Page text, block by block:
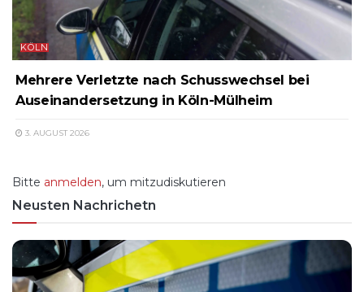
KÖLN
Mehrere Verletzte nach Schusswechsel bei
Auseinandersetzung in Köln-Mülheim
3. AUGUST 2026
Bitte anmelden, um mitzudiskutieren
Neusten Nachrichetn